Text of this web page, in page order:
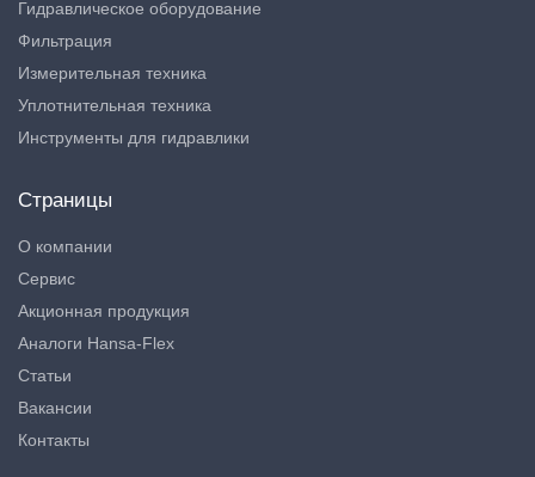
Гидравлическое оборудование
Фильтрация
Измерительная техника
Уплотнительная техника
Инструменты для гидравлики
Страницы
О компании
Сервис
Акционная продукция
Аналоги Hansa-Flex
Статьи
Вакансии
Контакты